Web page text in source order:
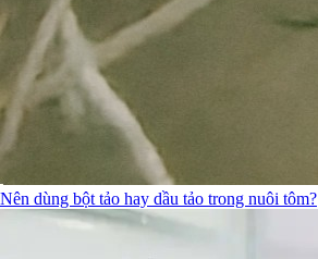
Nên dùng bột tảo hay dầu tảo trong nuôi tôm?